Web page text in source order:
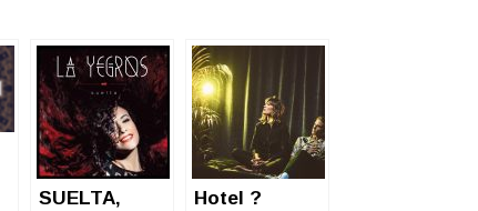
SUELTA, Hotel ?